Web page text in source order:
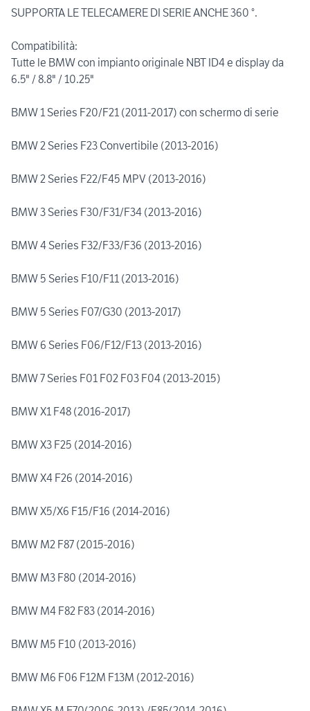
SUPPORTA LE TELECAMERE DI SERIE ANCHE 360 °.
Compatibilità:
Tutte le BMW con impianto originale NBT ID4 e display da
6.5" / 8.8" / 10.25"
BMW 1 Series F20/F21 (2011-2017) con schermo di serie
BMW 2 Series F23 Convertibile (2013-2016)
BMW 2 Series F22/F45 MPV (2013-2016)
BMW 3 Series F30/F31/F34 (2013-2016)
BMW 4 Series F32/F33/F36 (2013-2016)
BMW 5 Series F10/F11 (2013-2016)
BMW 5 Series F07/G30 (2013-2017)
BMW 6 Series F06/F12/F13 (2013-2016)
BMW 7 Series F01 F02 F03 F04 (2013-2015)
BMW X1 F48 (2016-2017)
BMW X3 F25 (2014-2016)
BMW X4 F26 (2014-2016)
BMW X5/X6 F15/F16 (2014-2016)
BMW M2 F87 (2015-2016)
BMW M3 F80 (2014-2016)
BMW M4 F82 F83 (2014-2016)
BMW M5 F10 (2013-2016)
BMW M6 F06 F12M F13M (2012-2016)